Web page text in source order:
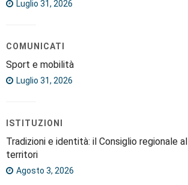
Luglio 31, 2026
COMUNICATI
Sport e mobilità
Luglio 31, 2026
ISTITUZIONI
Tradizioni e identità: il Consiglio regionale
territori
Agosto 3, 2026